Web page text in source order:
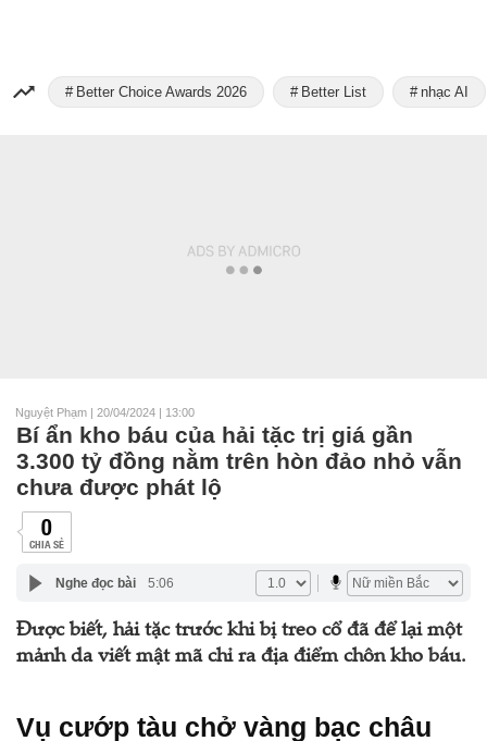
Better Choice Awards 2026 Better List nhạc AI
Nguyệt Phạm | 20/04/2024 | 13:00
Bí ẩn kho báu của hải tặc trị giá gần
3.300 tỷ đồng nằm trên hòn đảo nhỏ vẫn
chưa được phát lộ
0
CHIA SẺ
Nghe đọc bài 5:06
Được biết, hải tặc trước khi bị treo cổ đã để lại một
mảnh da viết mật mã chỉ ra địa điểm chôn kho báu.
Vụ cướp tàu chở vàng bạc châu